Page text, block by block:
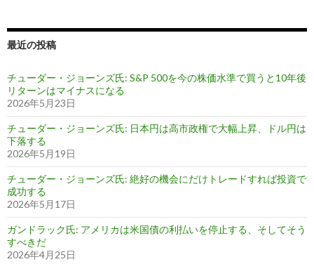
最近の投稿
チューダー・ジョーンズ氏: S&P 500を今の株価水準で買うと10年後
リターンはマイナスになる
2026年5月23日
チューダー・ジョーンズ氏: 日本円は高市政権で大幅上昇、ドル円は
下落する
2026年5月19日
チューダー・ジョーンズ氏: 絶好の機会にだけトレードすれば投資で
成功する
2026年5月17日
ガンドラック氏: アメリカは米国債の利払いを停止する、そしてそう
すべきだ
2026年4月25日